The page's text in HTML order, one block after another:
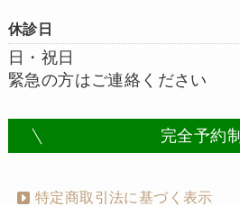
休診日
日・祝日
緊急の方はご連絡ください
完全予約制
特定商取引法に基づく表示